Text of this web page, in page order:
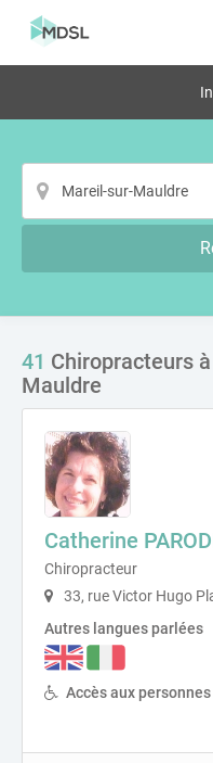
41 Chiropracteurs
Mauldre
Catherine
Chiropracteur
33, rue Victor Hugo
Autres langues parlées
Accès aux